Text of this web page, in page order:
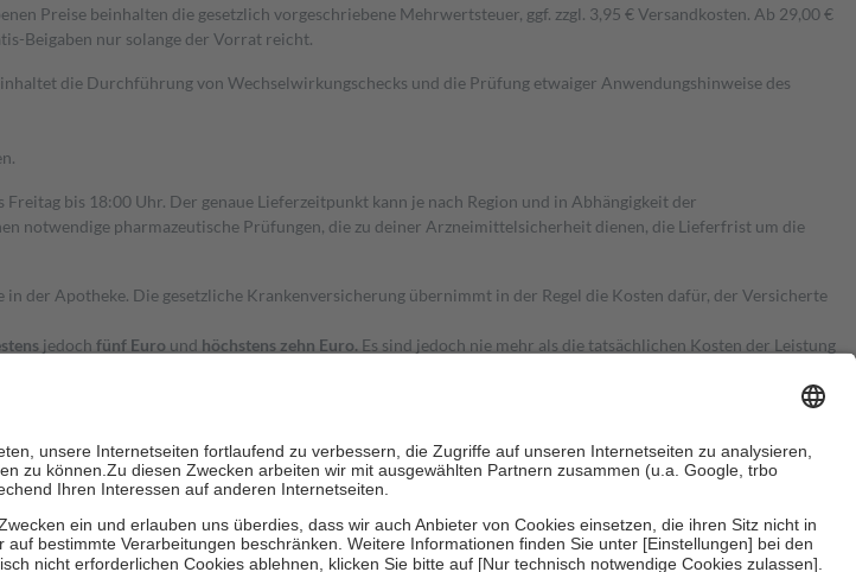
Preise beinhalten die gesetzlich vorgeschriebene Mehrwertsteuer, ggf. zzgl. 3,95 € Versandkosten. Ab 29,00 €
Beigaben nur solange der Vorrat reicht.
die Durchführung von Wechselwirkungschecks und die Prüfung etwaiger Anwendungshinweise des
bis 18:00 Uhr. Der genaue Lieferzeitpunkt kann je nach Region und in Abhängigkeit der
notwendige pharmazeutische Prüfungen, die zu deiner Arzneimittelsicherheit dienen, die Lieferfrist um die
der Apotheke. Die gesetzliche Krankenversicherung übernimmt in der Regel die Kosten dafür, der Versicherte
jedoch fünf Euro und höchstens zehn Euro. Es sind jedoch nie mehr als die tatsächlichen Kosten der Leistung
der Familie zu unterstützen, fallenkeine Zuzahlungen an bei: